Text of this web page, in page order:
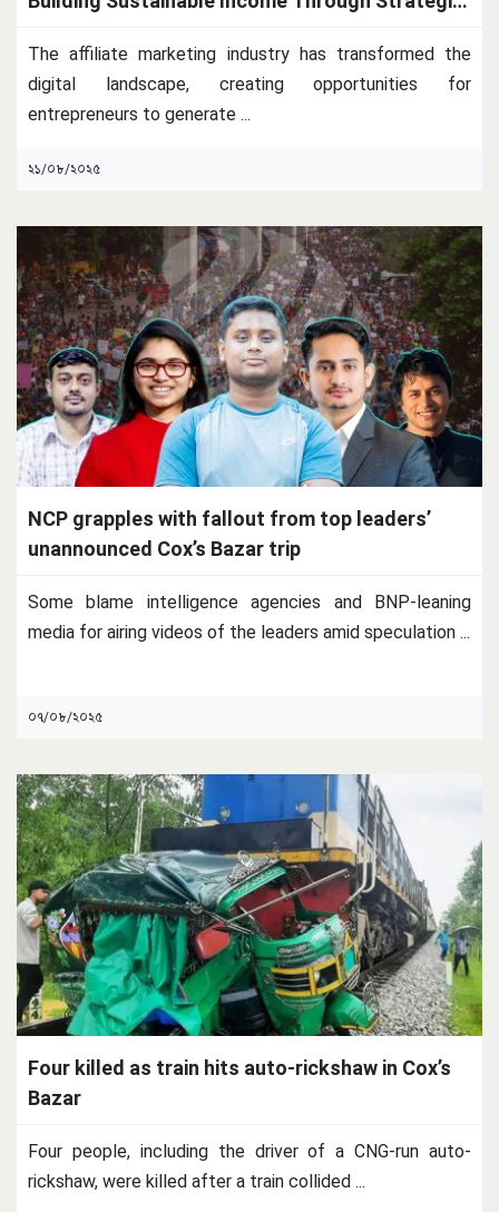
The affiliate marketing industry has transformed the
digital landscape, creating opportunities for
entrepreneurs to generate ...
২১/০৮/২০২৫
NCP grapples with fallout from top leaders’
unannounced Cox’s Bazar trip
Some blame intelligence agencies and BNP-leaning
media for airing videos of the leaders amid speculation ...
০৭/০৮/২০২৫
Four killed as train hits auto-rickshaw in Cox’s
Bazar
Four people, including the driver of a CNG-run auto-
rickshaw, were killed after a train collided ...